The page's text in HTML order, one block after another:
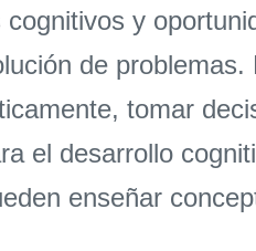
y
de problemas.
tomar
el desarrollo
enseñar